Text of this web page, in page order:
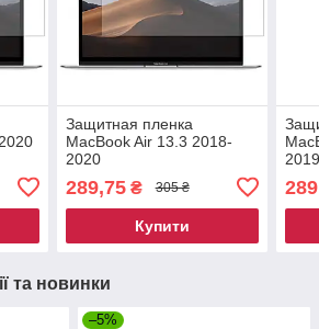
Защитная пленка
MacBook Air 13.3 2018-
2020
289,75₴ 305 ₴
Купити
та новинки
–5%